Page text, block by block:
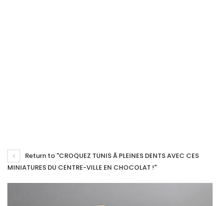
Return to "CROQUEZ TUNIS Ã PLEINES DENTS AVEC CES
MINIATURES DU CENTRE-VILLE EN CHOCOLAT !"